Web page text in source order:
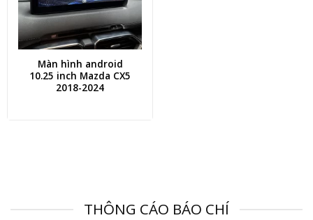
Màn hình android
10.25 inch Mazda CX5
2018-2024
THÔNG CÁO BÁO CHÍ